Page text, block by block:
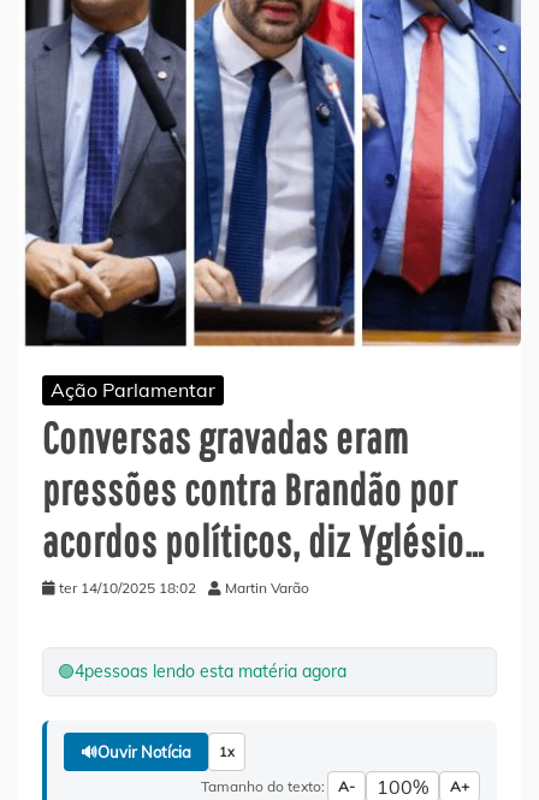
Ação Parlamentar
Conversas gravadas eram
pressões contra Brandão por
acordos políticos, diz Yglésio…
ter 14/10/2025 18:02 Martin Varão
🟢4pessoas lendo esta matéria agora
🔊Ouvir Notícia 1x
Tamanho do texto: A- 100% A+